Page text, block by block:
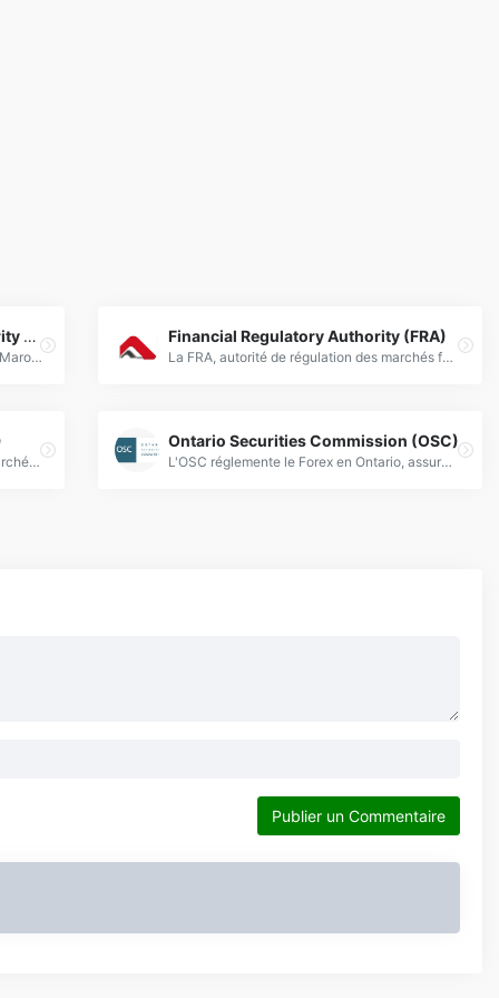
Moroccan Capital Market Authority (AMMC)
AMMC : Autorité de régulation Forex au Maroc, supervisant les marchés financiers et protégeant les investisseurs.
Financial Regulatory Authority (FRA)
La FRA, autorité de régulation des marchés forex, supervise les pratiques du trading en garantissant transparence et conformité aux normes financières internationales.
CMA, régulateur Forex, supervise les marchés financiers pour garantir transparence, protection des investisseurs et conformité réglementaire.
Ontario Securities Commission (OSC)
L'OSC réglemente le Forex en Ontario, assurant conformité et protection des investisseurs sur les marchés financiers.
Publier un Commentaire